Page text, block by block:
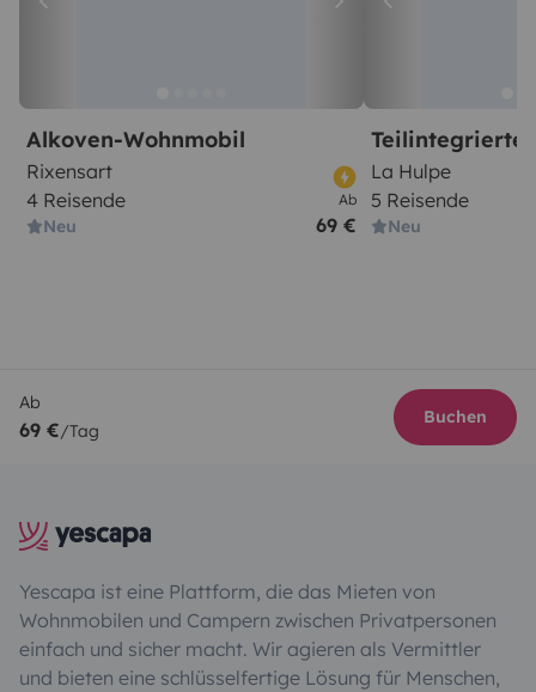
Alkoven-Wohnmobil
Rixensart
4 Reisende
Neu
Ab
69 €
La Hulpe
5 Reisende
Neu
Ab
69 €/Tag
Buchen
Yescapa ist eine Plattform, die das Mieten von
Wohnmobilen und Campern zwischen Privatpersonen
einfach und sicher macht. Wir agieren als Vermittler
und bieten eine schlüsselfertige Lösung für Menschen,